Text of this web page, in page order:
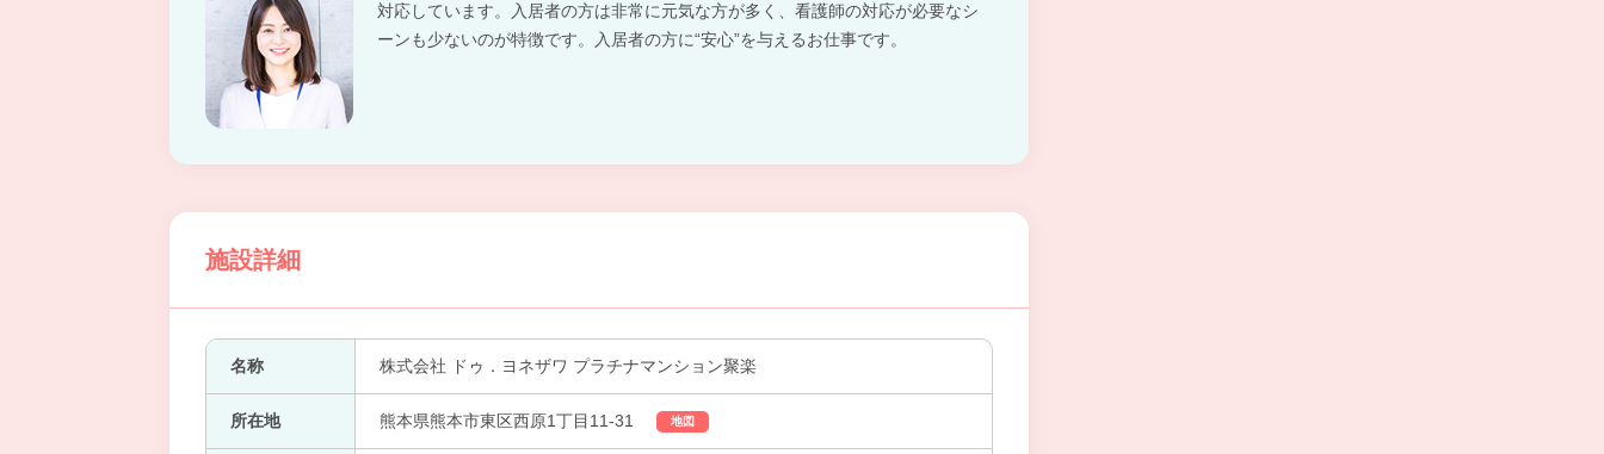
対応しています。入居者の方は非常に元気な方が多く、看護師の対応が必要なシ
ーンも少ないのが特徴です。入居者の方に“安心”を与えるお仕事です。
施設詳細
名称 株式会社 ドゥ．ヨネザワ プラチナマンション聚楽
所在地 熊本県熊本市東区西原1丁目11-31 地図